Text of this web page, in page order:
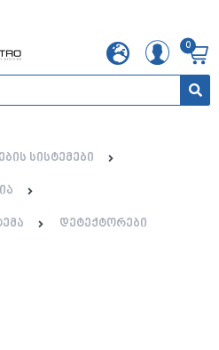
0
სისტემები
დეტექტორები